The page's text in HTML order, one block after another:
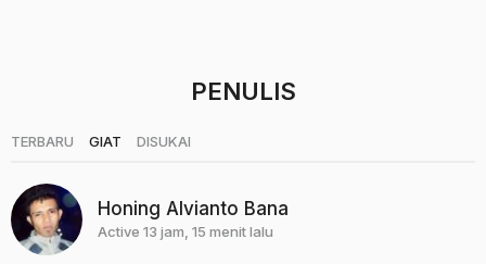
PENULIS
TERBARU GIAT DISUKAI
Honing Alvianto Bana
Active 13 jam, 15 menit lalu